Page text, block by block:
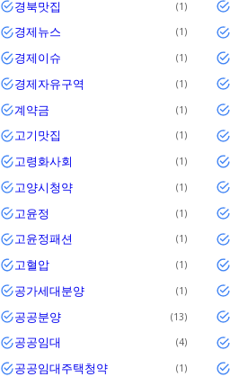
경북맛집 1
경제뉴스 1
경제이슈 1
경제자유구역 1
계약금 1
고기맛집 1
고령화사회 1
고양시청약 1
고윤정 1
고윤정패션 1
고혈압 1
공가세대분양 1
공공분양 13
공공임대 4
공공임대주택청약 1